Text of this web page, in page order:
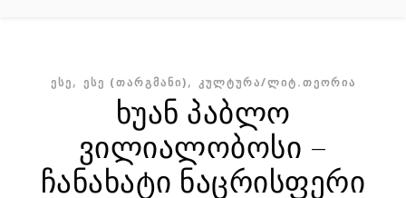
ᲔᲡᲔ, ᲔᲡᲔ (ᲗᲐᲠᲒᲛᲐᲜᲘ), ᲙᲣᲚᲢᲣᲠᲐ/ᲚᲘᲢ.ᲗᲔᲝᲠᲘᲐ
ხუან პაბლო
ვილიალობოსი –
ჩანახატი ნაცრისფერი